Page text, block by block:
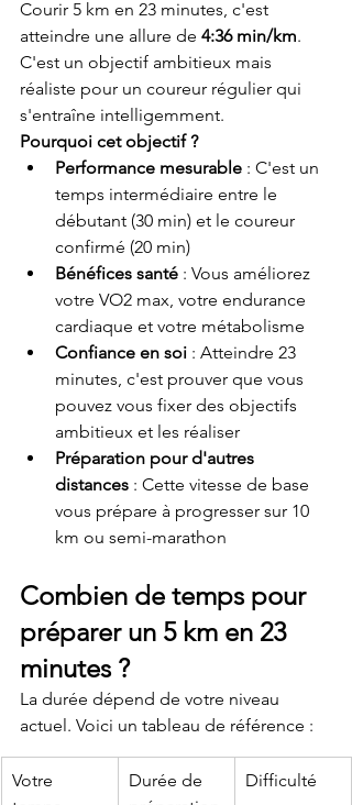
Courir 5 km en 23 minutes, c'est
atteindre une allure de 4:36 min/km.
C'est un objectif ambitieux mais
réaliste pour un coureur régulier qui
s'entraîne intelligemment.
Pourquoi cet objectif ?
Performance mesurable : C'est un
temps intermédiaire entre le
débutant (30 min) et le coureur
confirmé (20 min)
Bénéfices santé : Vous améliorez
votre VO2 max, votre endurance
cardiaque et votre métabolisme
Confiance en soi : Atteindre 23
minutes, c'est prouver que vous
pouvez vous fixer des objectifs
ambitieux et les réaliser
Préparation pour d'autres
distances : Cette vitesse de base
vous prépare à progresser sur 10
km ou semi-marathon
Combien de temps pour
préparer un 5 km en 23
minutes ?
La durée dépend de votre niveau
actuel. Voici un tableau de référence :
Votre
Durée de
Difficulté